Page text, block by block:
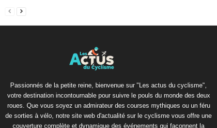
Passionnés de la petite reine, bienvenue sur "Les actus du cyclisme",
votre destination incontournable pour suivre le pouls du monde des deux
roues. Que vous soyez un admirateur des courses mythiques ou un féru
de sorties à vélo, notre site web d'actualité sur le cyclisme vous offre une
couverture complète et dynamique des événements qui façonnent la